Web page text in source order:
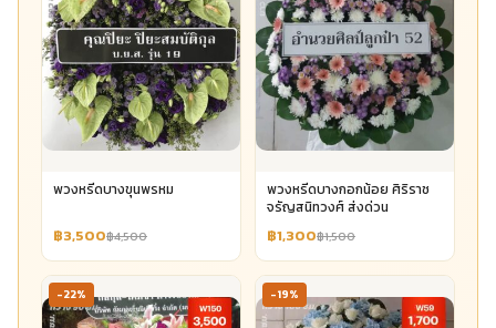
พวงหรีดบางขุนพรหม
฿3,500฿4,500
พวงหรีดบางกอกน้อย ศิริราช
จรัญสนิทวงศ์ ส่งด่วน
฿1,300฿1,500
-22% -19%